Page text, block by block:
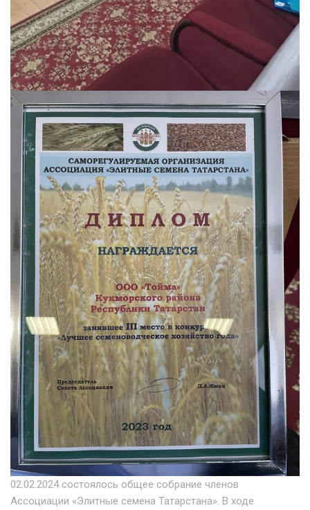
02.02.2024 состоялось общее собрание членов
Ассоциации «Элитные семена Татарстана». В ходе